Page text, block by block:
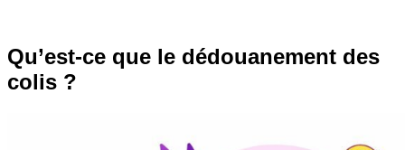
Qu’est-ce que le dédouanement des
colis ?